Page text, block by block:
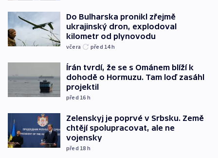
Do Bulharska pronikl zřejmě
ukrajinský dron, explodoval
kilometr od plynovodu
včera před 14h
Írán tvrdí, že se s Ománem blíží k
dohodě o Hormuzu. Tam loď zasáhl
projektil
před 16 h
Zelenskyj je poprvé v Srbsku. Země
chtějí spolupracovat, ale ne
vojensky
před 18 h